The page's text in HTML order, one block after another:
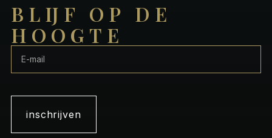
BLIJF OP DE
HOOGTE
inschrijven